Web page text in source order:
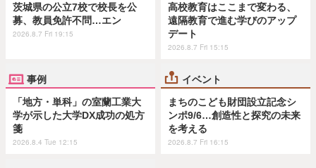
茨城県の公立7校で校長を公
募、教員免許不問…エン
2026.8.7 Fri 19:15
高校教育はここまで変わる、
遠隔教育で進む学びのアップ
デート
2026.8.7 Fri 15:15
事例
「地方・単科」の室蘭工業大
学が示した大学DX成功の処方
箋
2026.8.4 Tue 12:15
イベント
まちのこども財団設立記念シ
ンポ9/6…創造性と探究の未来
を考える
2026.8.7 Fri 16:15